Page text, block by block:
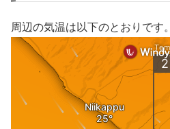
周辺の気温は以下のとおりです。